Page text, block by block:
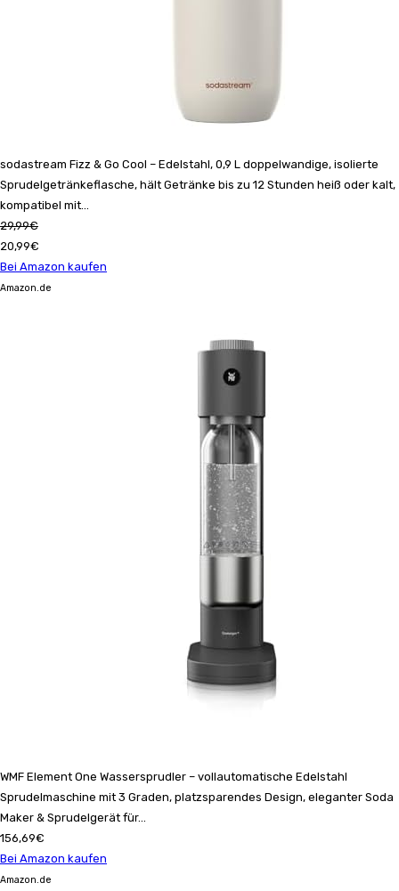
sodastream Fizz & Go Cool – Edelstahl, 0,9 L doppelwandige, isolierte
Sprudelgetränkeflasche, hält Getränke bis zu 12 Stunden heiß oder kalt,
kompatibel mit...
29,99€
20,99€
Bei Amazon kaufen
Amazon.de
WMF Element One Wassersprudler – vollautomatische Edelstahl
Sprudelmaschine mit 3 Graden, platzsparendes Design, eleganter Soda
Maker & Sprudelgerät für...
156,69€
Bei Amazon kaufen
Amazon.de